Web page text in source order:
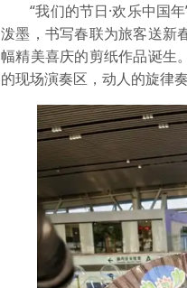
“我们的节日·欢乐中国年
泼墨，书写春联为旅客送新
幅精美喜庆的剪纸作品诞生
的现场演奏区，动人的旋律